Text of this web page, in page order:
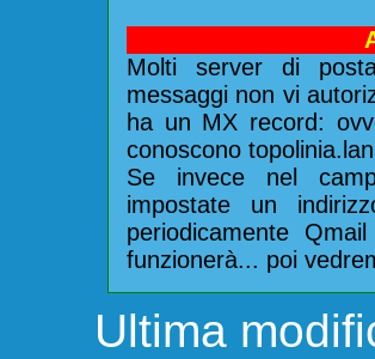
Molti server di
messaggi non vi
ha un MX record:
conoscono
Se invece nel
impostate un
periodicamente
funzionerà... poi
Ultima